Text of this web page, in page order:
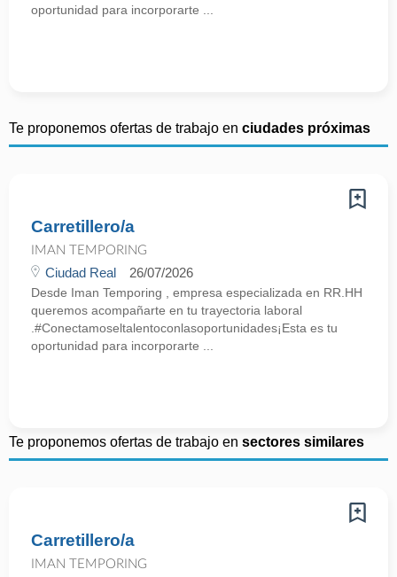
oportunidad para incorporarte ...
Te proponemos ofertas de trabajo en ciudades próximas
Carretillero/a
IMAN TEMPORING
Ciudad Real 26/07/2026
Desde Iman Temporing , empresa especializada en RR.HH
queremos acompañarte en tu trayectoria laboral
.#Conectamoseltalentoconlasoportunidades¡Esta es tu
oportunidad para incorporarte ...
Te proponemos ofertas de trabajo en sectores similares
Carretillero/a
IMAN TEMPORING